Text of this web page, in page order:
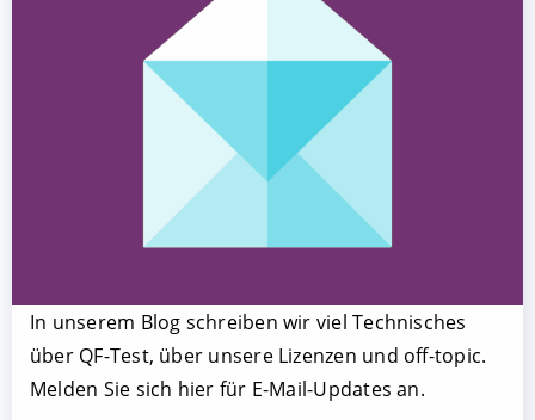
In unserem Blog schreiben wir viel Technisches
über QF-Test, über unsere Lizenzen und off-topic.
Melden Sie sich hier für E-Mail-Updates an.